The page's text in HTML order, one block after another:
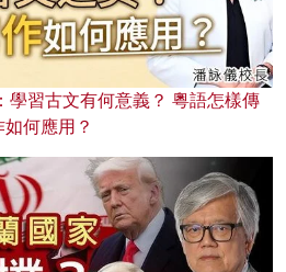
學習古文有何意義？ 粵語怎樣傳
何應用？